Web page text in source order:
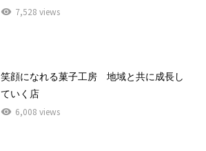
7,528 views
笑顔になれる菓子工房 地域と共に成長し
ていく店
6,008 views